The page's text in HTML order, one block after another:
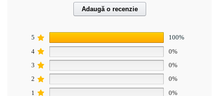
Adaugă o recenzie
5
100%
4
0%
3
0%
2
0%
1
0%